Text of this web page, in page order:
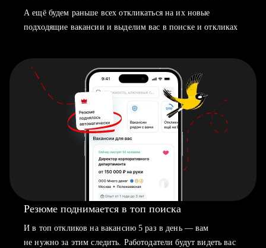
А ещё будем раньше всех откликаться на их новые
подходящие вакансии и выделим вас в поиске и откликах
Резюме поднимается в топ поиска
И в топ откликов на вакансию 5 раз в день — вам
не нужно за этим следить. Работодатели будут видеть вас